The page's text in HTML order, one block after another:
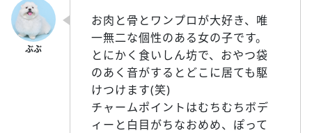
お肉と骨とワンプロが大好き、唯
一無二な個性のある女の子です。
とにかく食いしん坊で、おやつ袋
のあく音がするとどこに居ても駆
けつけます(笑)
チャームポイントはむちむちボデ
ィーと白目がちなおめめ、ぽって